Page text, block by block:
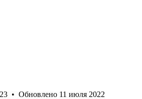
• Обновлено 11 июля 2022